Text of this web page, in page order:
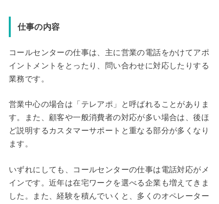
仕事の内容
コールセンターの仕事は、主に営業の電話をかけてアポ
イントメントをとったり、問い合わせに対応したりする
業務です。
営業中心の場合は「テレアポ」と呼ばれることがありま
す。また、顧客や一般消費者の対応が多い場合は、後ほ
ど説明するカスタマーサポートと重なる部分が多くなり
ます。
いずれにしても、コールセンターの仕事は電話対応がメ
インです。近年は在宅ワークを選べる企業も増えてきま
した。また、経験を積んでいくと、多くのオペレーター